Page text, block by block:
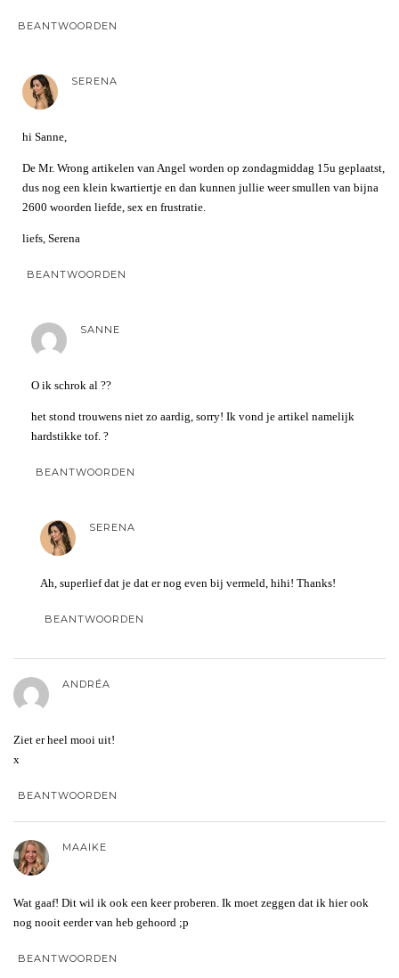
BEANTWOORDEN
SERENA
hi Sanne,
De Mr. Wrong artikelen van Angel worden op zondagmiddag 15u geplaatst,
dus nog een klein kwartiertje en dan kunnen jullie weer smullen van bijna
2600 woorden liefde, sex en frustratie.
liefs, Serena
BEANTWOORDEN
SANNE
O ik schrok al ??
het stond trouwens niet zo aardig, sorry! Ik vond je artikel namelijk
hardstikke tof. ?
BEANTWOORDEN
SERENA
Ah, superlief dat je dat er nog even bij vermeld, hihi! Thanks!
BEANTWOORDEN
ANDRÉA
Ziet er heel mooi uit!
x
BEANTWOORDEN
MAAIKE
Wat gaaf! Dit wil ik ook een keer proberen. Ik moet zeggen dat ik hier ook
nog nooit eerder van heb gehoord ;p
BEANTWOORDEN